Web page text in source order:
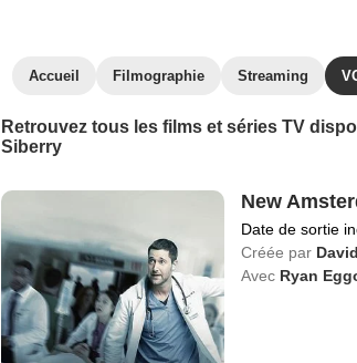
Accueil Filmographie Streaming
Retrouvez tous les films et séries TV
Siberry
New
Date de sortie
Créée par
Avec Ryan